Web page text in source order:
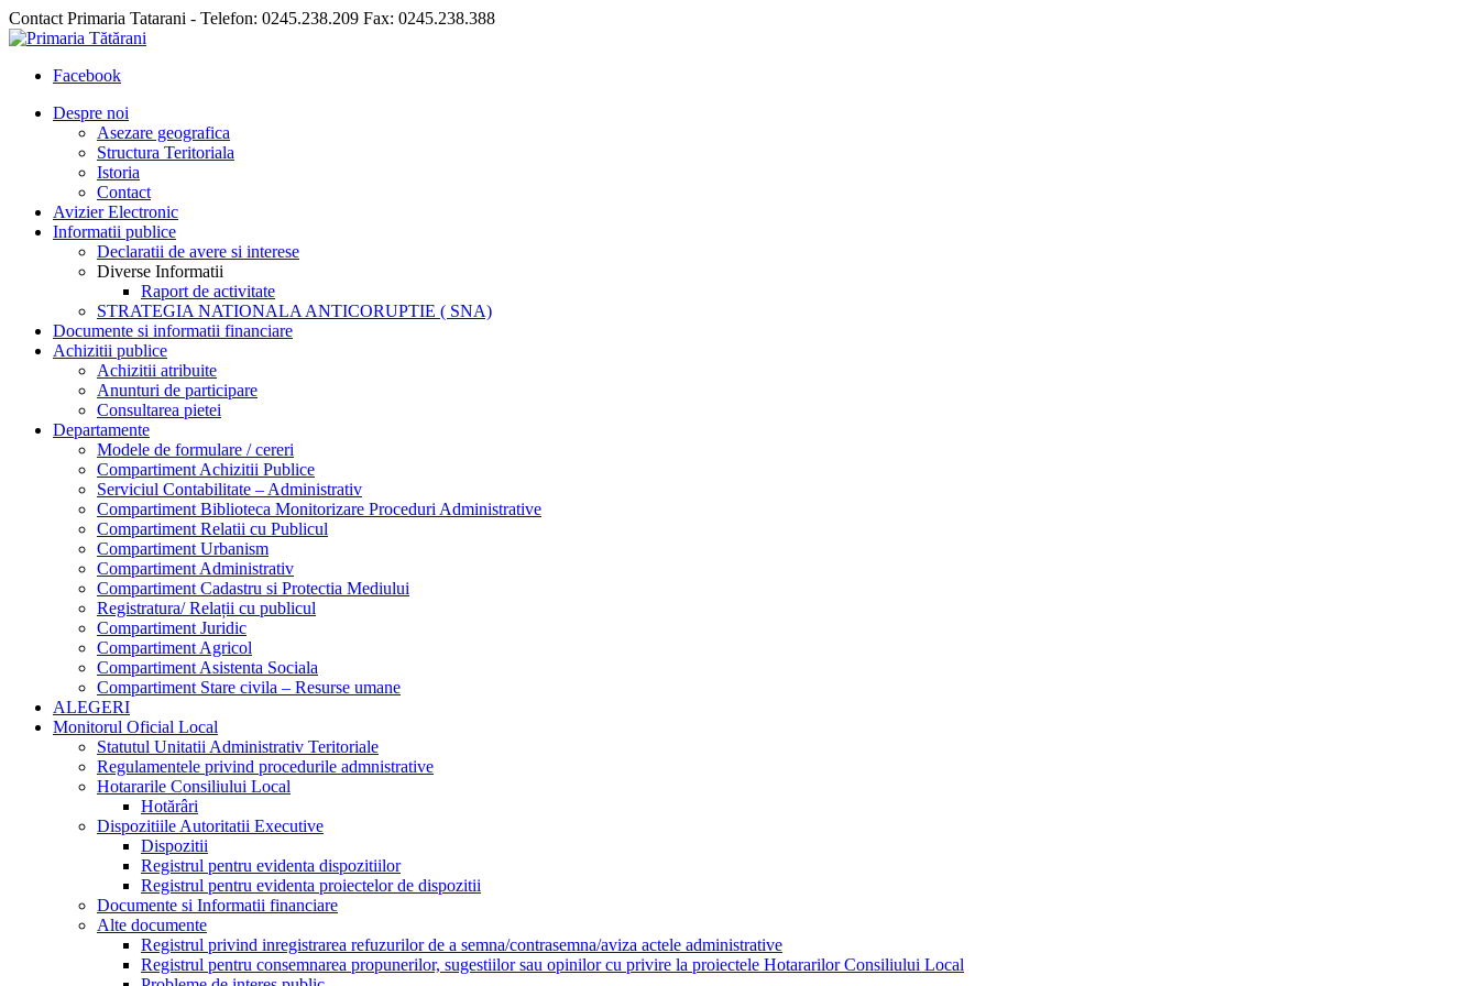
Contact Primaria Tatarani - Telefon: 0245.238.209 Fax: 0245.238.388
Facebook
Despre noi
Asezare geografica
Structura Teritoriala
Istoria
Contact
Avizier Electronic
Informatii publice
Declaratii de avere si interese
Diverse Informatii
Raport de activitate
STRATEGIA NATIONALA ANTICORUPTIE ( SNA)
Documente si informatii financiare
Achizitii publice
Achizitii atribuite
Anunturi de participare
Consultarea pietei
Departamente
Modele de formulare / cereri
Compartiment Achizitii Publice
Serviciul Contabilitate – Administrativ
Compartiment Biblioteca Monitorizare Proceduri Administrative
Compartiment Relatii cu Publicul
Compartiment Urbanism
Compartiment Administrativ
Compartiment Cadastru si Protectia Mediului
Registratura/ Relații cu publicul
Compartiment Juridic
Compartiment Agricol
Compartiment Asistenta Sociala
Compartiment Stare civila – Resurse umane
ALEGERI
Monitorul Oficial Local
Statutul Unitatii Administrativ Teritoriale
Regulamentele privind procedurile admnistrative
Hotararile Consiliului Local
Hotărâri
Dispozitiile Autoritatii Executive
Dispozitii
Registrul pentru evidenta dispozitiilor
Registrul pentru evidenta proiectelor de dispozitii
Documente si Informatii financiare
Alte documente
Registrul privind inregistrarea refuzurilor de a semna/contrasemna/aviza actele administrative
Registrul pentru consemnarea propunerilor, sugestiilor sau opinilor cu privire la proiectele Hotararilor Consiliului Local